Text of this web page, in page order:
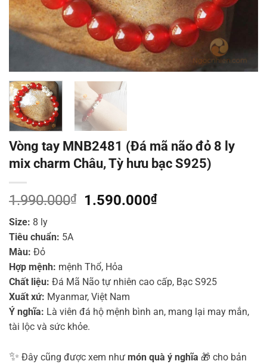
Vòng tay MNB2481 (Đá mã não đỏ 8 ly
mix charm Châu, Tỳ hưu bạc S925)
1.990.000₫
Giá
1.590.000₫Giá
Size: 8 ly
Tiêu chuẩn: 5A
Màu: Đỏ
Hợp mệnh: mệnh Thổ, Hỏa
Chất liệu: Đá Mã Não tự nhiên cao cấp, Bạc S925
Xuất xứ: Myanmar, Việt Nam
Ý nghĩa: Là viên đá hộ mệnh bình an, mang lại may mắn,
tài lộc và sức khỏe.
✨ Đây cũng được xem như món quà ý nghĩa 🎁 cho bản